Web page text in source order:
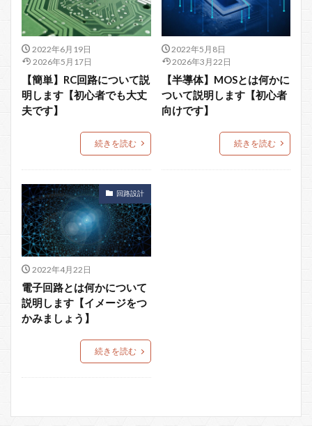
2022年6月19日
2026年5月17日
【簡単】RC回路について説
明します【初心者でも大丈
夫です】
続きを読む
2022年5月8日
2026年3月22日
【半導体】MOSとは何かに
ついて説明します【初心者
向けです】
続きを読む
回路設計
2022年4月22日
電子回路とは何かについて
説明します【イメージをつ
かみましょう】
続きを読む